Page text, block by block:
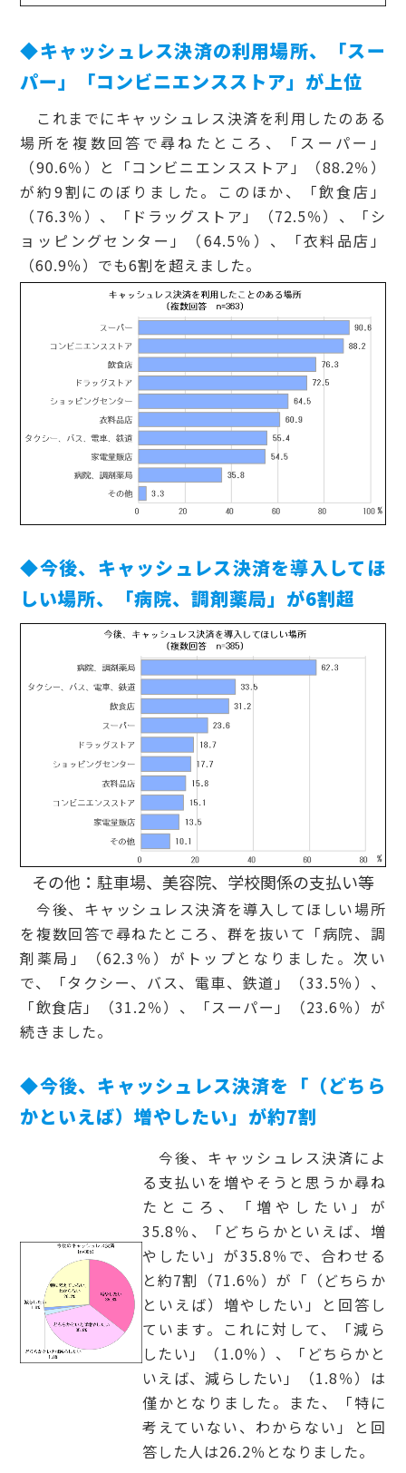
◆キャッシュレス決済の利用場所、「スー
パー」「コンビニエンスストア」が上位
これまでにキャッシュレス決済を利用したのある
場所を複数回答で尋ねたところ、「スーパー」
（90.6％）と「コンビニエンスストア」（88.2％）
が約9割にのぼりました。このほか、「飲食店」
（76.3％）、「ドラッグストア」（72.5％）、「シ
ョッピングセンター」（64.5％）、「衣料品店」
（60.9％）でも6割を超えました。
◆今後、キャッシュレス決済を導入してほ
しい場所、「病院、調剤薬局」が6割超
その他：駐車場、美容院、学校関係の支払い等
今後、キャッシュレス決済を導入してほしい場所
を複数回答で尋ねたところ、群を抜いて「病院、調
剤薬局」（62.3％）がトップとなりました。次い
で、「タクシー、バス、電車、鉄道」（33.5％）、
「飲食店」（31.2％）、「スーパー」（23.6％）が
続きました。
◆今後、キャッシュレス決済を「（どちら
かといえば）増やしたい」が約7割
今後、キャッシュレス決済によ
る支払いを増やそうと思うか尋ね
たところ、「増やしたい」が
35.8％、「どちらかといえば、増
やしたい」が35.8％で、合わせる
と約7割（71.6％）が「（どちらか
といえば）増やしたい」と回答し
ています。これに対して、「減ら
したい」（1.0％）、「どちらかと
いえば、減らしたい」（1.8％）は
僅かとなりました。また、「特に
考えていない、わからない」と回
答した人は26.2％となりました。